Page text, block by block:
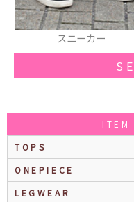
スニーカー
ITEM
TOPS
ONEPIECE
LEGWEAR